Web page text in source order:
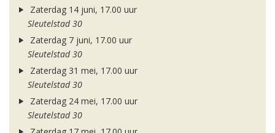
Zaterdag 14 juni, 17.00 uur
Sleutelstad 30
Zaterdag 7 juni, 17.00 uur
Sleutelstad 30
Zaterdag 31 mei, 17.00 uur
Sleutelstad 30
Zaterdag 24 mei, 17.00 uur
Sleutelstad 30